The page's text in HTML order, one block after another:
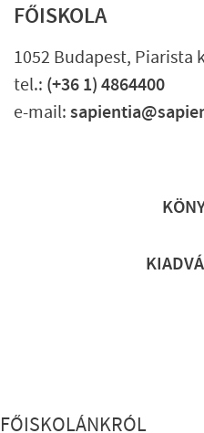
FŐISKOLA
1052 Budapest, Piarista
tel.: (+36 1) 4864400
e-mail:
FŐISKOLÁNKRÓL